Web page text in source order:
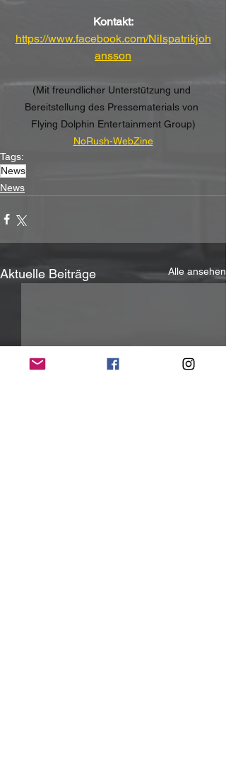
Kontakt:
https://www.facebook.com/Nilspatrikjoh
ansson
(Mit freundlicher Unterstützung und
Bereitstellung des Pressematerials von
Flying Dolphin Entertainment Group)
NoRush-WebZine
Tags:
News
News
Aktuelle Beiträge Alle ansehen